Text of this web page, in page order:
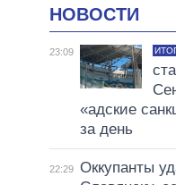
НОВОСТИ
23:09
«адские
за день
22:29 Оккупанты